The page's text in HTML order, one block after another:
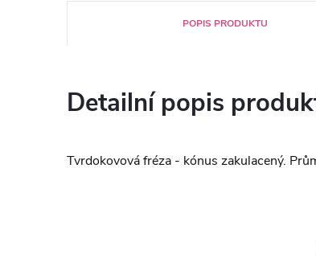
POPIS PRODUKTU
Detailní popis
Tvrdokovová fréza - kónus zakulacený.